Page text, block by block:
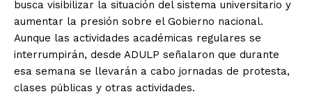
busca visibilizar la situación del sistema universitario y
aumentar la presión sobre el Gobierno nacional.
Aunque las actividades académicas regulares se
interrumpirán, desde ADULP señalaron que durante
esa semana se llevarán a cabo jornadas de protesta,
clases públicas y otras actividades.